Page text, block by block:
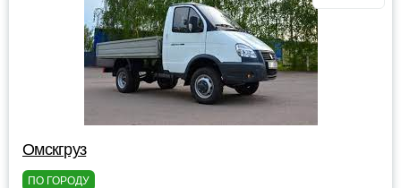
Омскгруз
ПО ГОРОДУ